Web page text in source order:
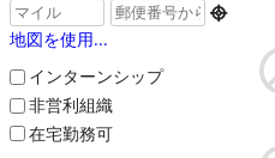

地図を使用...
インターンシップ
非営利組織
在宅勤務可